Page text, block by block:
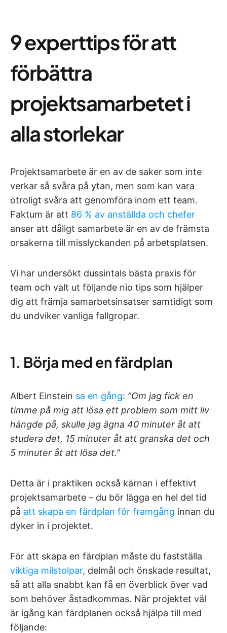
9 experttips för att
förbättra
projektsamarbetet i
alla storlekar
Projektsamarbete är en av de saker som inte
verkar så svåra på ytan, men som kan vara
otroligt svåra att genomföra inom ett team.
Faktum är att 86 % av anställda och chefer
anser att dåligt samarbete är en av de främsta
orsakerna till misslyckanden på arbetsplatsen.
Vi har undersökt dussintals bästa praxis för
team och valt ut följande nio tips som hjälper
dig att främja samarbetsinsatser samtidigt som
du undviker vanliga fallgropar.
1. Börja med en färdplan
Albert Einstein sa en gång: ”Om jag fick en
timme på mig att lösa ett problem som mitt liv
hängde på, skulle jag ägna 40 minuter åt att
studera det, 15 minuter åt att granska det och
5 minuter åt att lösa det.”
Detta är i praktiken också kärnan i effektivt
projektsamarbete – du bör lägga en hel del tid
på att skapa en färdplan för framgång innan du
dyker in i projektet.
För att skapa en färdplan måste du fastställa
viktiga milstolpar, delmål och önskade resultat,
så att alla snabbt kan få en överblick över vad
som behöver åstadkommas. När projektet väl
är igång kan färdplanen också hjälpa till med
följande: